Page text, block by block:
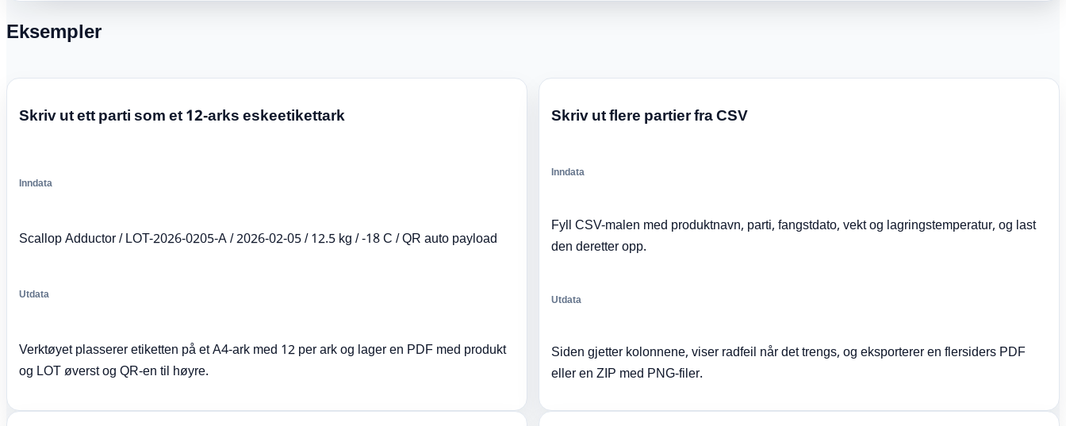
Eksempler
Skriv ut ett parti som et 12-arks eskeetikettark
Inndata
Scallop Adductor / LOT-2026-0205-A / 2026-02-05 / 12.5 kg / -18 C / QR auto payload
Utdata
Verktøyet plasserer etiketten på et A4-ark med 12 per ark og lager en PDF med produkt
og LOT øverst og QR-en til høyre.
Skriv ut flere partier fra CSV
Inndata
Fyll CSV-malen med produktnavn, parti, fangstdato, vekt og lagringstemperatur, og last
den deretter opp.
Utdata
Siden gjetter kolonnene, viser radfeil når det trengs, og eksporterer en flersiders PDF
eller en ZIP med PNG-filer.